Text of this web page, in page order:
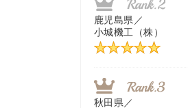
農建機販売」
鹿児島県／
小城機工（株）
秋田県／